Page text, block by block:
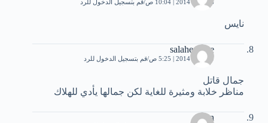
16 يناير، 2014 | 10:04 ص قم بتسجيل الدخول للرد
نايس
salaheddine
29 يناير، 2014 | 5:25 ص قم بتسجيل الدخول للرد
جمال قاتل
مناظر خلابة ومثيرة للغاية لكن جمالها يأدي للهلاك
imen